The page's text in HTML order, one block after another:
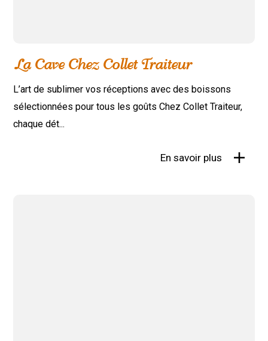
La Cave Chez Collet Traiteur
L’art de sublimer vos réceptions avec des boissons
sélectionnées pour tous les goûts Chez Collet Traiteur,
chaque dét...
En savoir plus